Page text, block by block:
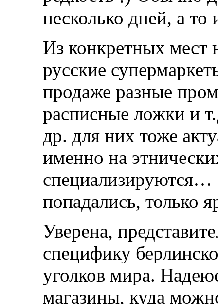
несколько дней, а то
Из конкретных мест
русские
продаже разные
расписные ложки и
др. для них тоже
именно на
специализируются…
попадались, только
Уверена,
специфику
уголков мира.
магазины, куда